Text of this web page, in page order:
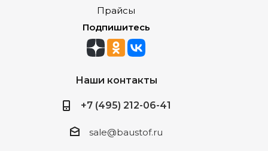
Прайсы
Подпишитесь
Наши контакты
+7 (495) 212-06-41
sale@baustof.ru